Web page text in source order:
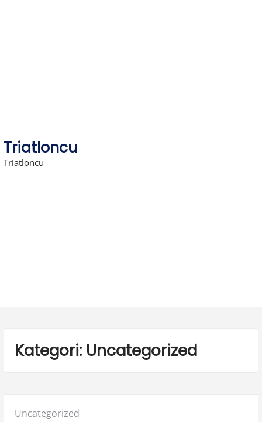
Triatloncu
Triatloncu
Kategori: Uncategorized
Posted
Uncategorized